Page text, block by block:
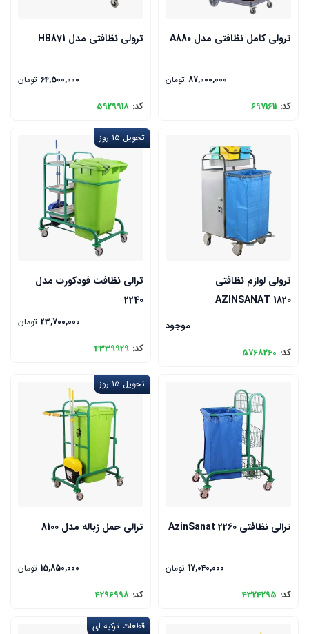
ترولی کامل نظافتی مدل A880
87,000,000 تومان
کد: 6971611
ترولی نظافتی مدل HB871
64,500,000 تومان
کد: 5929918
ترولی لوازم نظافتی
AZINSANAT 1820
موجود
کد: 5768260
تحویل 15 روز
ترالی نظافت فودکورت مدل
2240
23,700,000 تومان
کد: 4339929
ترالی نظافتی AzinSanat 2260
17,040,000 تومان
کد: 4324295
تحویل 15 روز
ترالی حمل زباله مدل 8100
15,850,000 تومان
کد: 4296998
قطعات ترکیه ای